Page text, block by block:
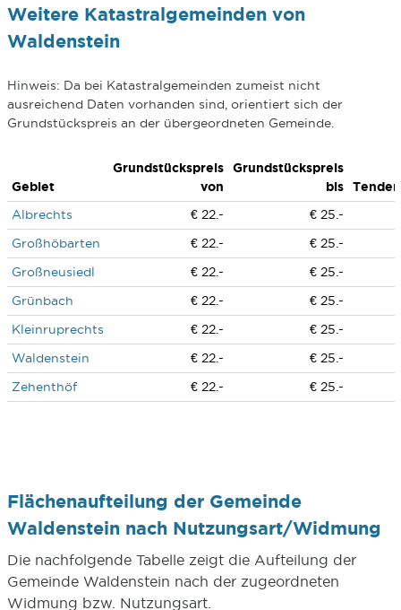
Weitere Katastralgemeinden von
Waldenstein
Hinweis: Da bei Katastralgemeinden zumeist nicht
ausreichend Daten vorhanden sind, orientiert sich der
Grundstückspreis an der übergeordneten Gemeinde.
Gebiet
Grundstückspreis
von
Grundstückspreis
bis
Albrechts
€ 22.-
€ 25.-
Großhöbarten
€ 22.-
€ 25.-
Großneusiedl
€ 22.-
€ 25.-
Grünbach
€ 22.-
€ 25.-
Kleinruprechts
€ 22.-
€ 25.-
Waldenstein
€ 22.-
€ 25.-
Zehenthöf
€ 22.- € 25.-
Flächenaufteilung der Gemeinde
Waldenstein nach Nutzungsart/Widmung
Die nachfolgende Tabelle zeigt die Aufteilung der
Gemeinde Waldenstein nach der zugeordneten
Widmung bzw. Nutzungsart.